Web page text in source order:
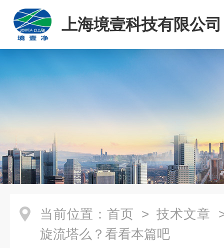
上海境壹科技有限公司
当前位置： 首页 > 技术文章
旋流塔么？看看本篇吧